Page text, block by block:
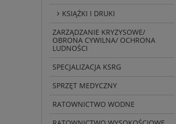
KSIĄŻKI I DRUKI
ZARZĄDZANIE KRYZYSOWE/
OBRONA CYWILNA/ OCHRONA
LUDNOŚCI
SPECJALIZACJA KSRG
SPRZĘT MEDYCZNY
RATOWNICTWO WODNE